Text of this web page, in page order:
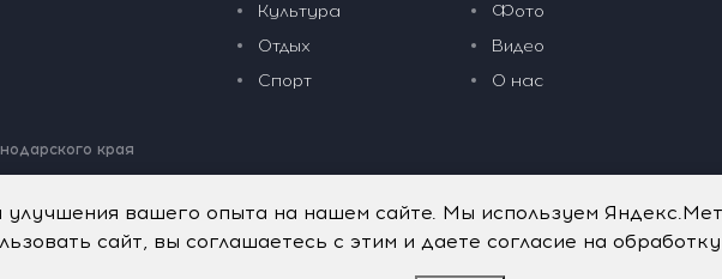
края
Ctrl+Enter.
Культура
Отдых
Спорт
Фото
Видео
О нас
вашего опыта на нашем сайте. Мы используем
сайт, вы соглашаетесь с этим и даете согласие на